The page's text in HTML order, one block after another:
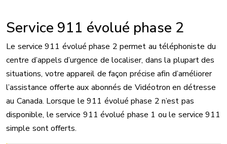
Service 911 évolué phase 2
Le service 911 évolué phase 2 permet au téléphoniste du
centre d’appels d’urgence de localiser, dans la plupart des
situations, votre appareil de façon précise afin d’améliorer
l’assistance offerte aux abonnés de Vidéotron en détresse
au Canada. Lorsque le 911 évolué phase 2 n’est pas
disponible, le service 911 évolué phase 1 ou le service 911
simple sont offerts.